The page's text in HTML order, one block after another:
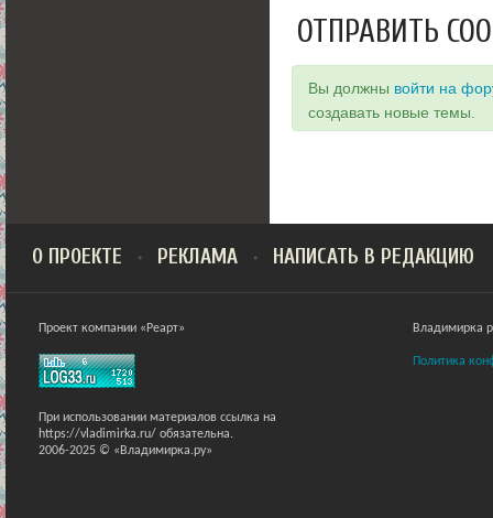
ОТПРАВИТЬ
Вы должны войти на
создавать новые темы.
О ПРОЕКТЕ РЕКЛАМА НАПИСАТЬ В РЕДАКЦИЮ
Проект компании «Реарт»
При использовании материалов ссылка на
https://vladimirka.ru/ обязательна.
2006-2025 © «Владимирка.ру»
Владимирка
Политика